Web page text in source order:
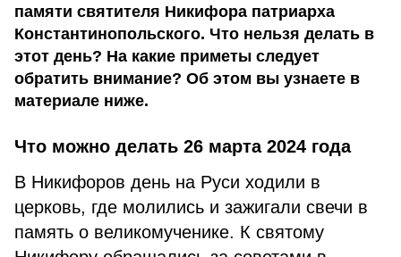
памяти святителя Никифора патриарха
Константинопольского. Что нельзя делать в
этот день? На какие приметы следует
обратить внимание? Об этом вы узнаете в
материале ниже.
Что можно делать 26 марта 2024 года
В Никифоров день на Руси ходили в
церковь, где молились и зажигали свечи в
память о великомученике. К святому